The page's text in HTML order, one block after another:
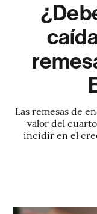
Las remesas de
valor del
incidir en el